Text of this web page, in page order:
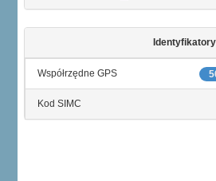
Identyfikatory
Współrzędne GPS
Kod SIMC